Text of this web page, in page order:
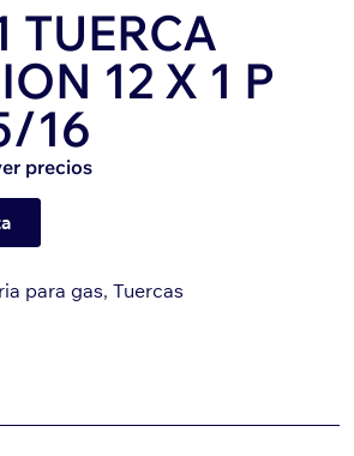
TUERCA
12 X 1 P
16
precios
para gas, Tuercas